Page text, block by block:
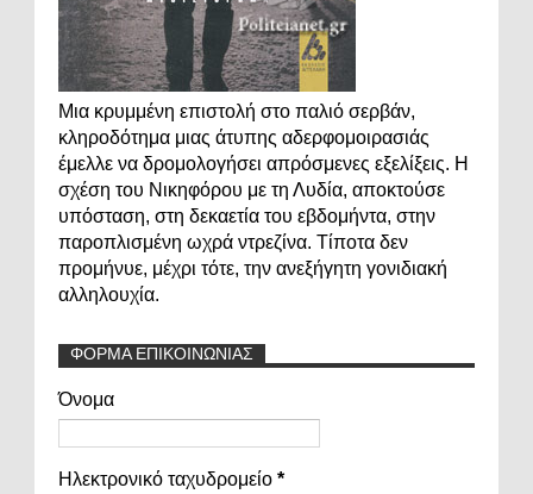
Μια κρυμμένη επιστολή στο παλιό σερβάν,
κληροδότημα μιας άτυπης αδερφομοιρασιάς
έμελλε να δρομολογήσει απρόσμενες εξελίξεις. Η
σχέση του Νικηφόρου με τη Λυδία, αποκτούσε
υπόσταση, στη δεκαετία του εβδομήντα, στην
παροπλισμένη ωχρά ντρεζίνα. Τίποτα δεν
προμήνυε, μέχρι τότε, την ανεξήγητη γονιδιακή
αλληλουχία.
ΦΟΡΜΑ ΕΠΙΚΟΙΝΩΝΙΑΣ
Όνομα
Ηλεκτρονικό ταχυδρομείο *